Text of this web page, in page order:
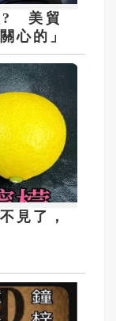
? 美貿
心的」
見了，